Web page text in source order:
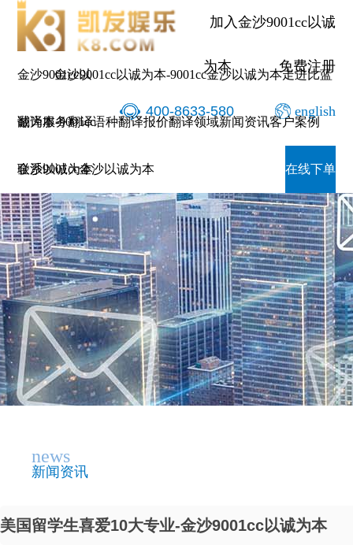
加入金沙9001cc以诚
为本 免费注册
400-8633-580 english
金沙9001cc以
诚为本-9001cc
金沙以诚为本
金沙9001cc以诚为本-9001cc金沙以诚为本走进比蓝
翻译服务翻译语种翻译报价翻译领域新闻资讯客户案例
联系9001cc金沙以诚为本 在线下单
news
新闻资讯
美国留学生喜爱10大专业-金沙9001cc以诚为本